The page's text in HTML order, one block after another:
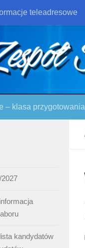
teleadresowe
– klasa
2027
kandydatów